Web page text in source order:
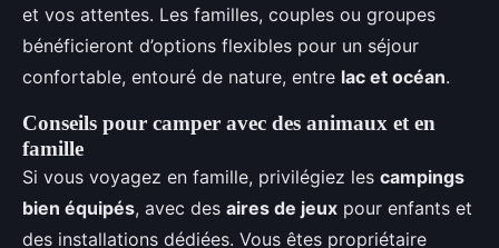
et vos attentes. Les familles, couples ou groupes
bénéficieront d’options flexibles pour un séjour
confortable, entouré de nature, entre lac et océan.
Conseils pour camper avec des animaux et en
famille
Si vous voyagez en famille, privilégiez les campings
bien équipés, avec des aires de jeux pour enfants et
des installations dédiées. Vous êtes propriétaire